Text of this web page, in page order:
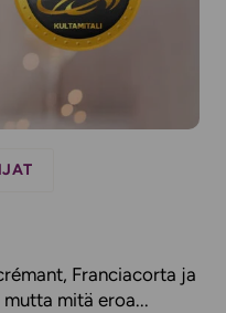
Franciacorta ja
mitä eroa...